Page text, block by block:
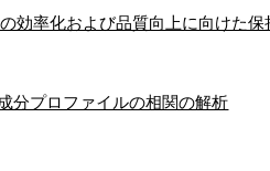
効率化および品質向上に向けた
分プロファイルの相関の解析